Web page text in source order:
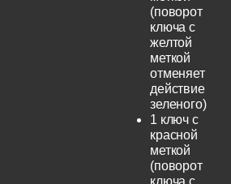
(поворот
ключа с
желтой
меткой
отменяет
действие
зеленого)
1 ключ с
красной
меткой
(поворот
ключа с